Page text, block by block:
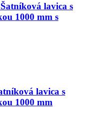
lavica s
1000 mm s
lavica s
1000 mm